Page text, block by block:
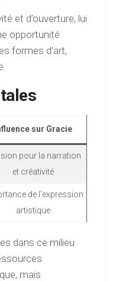
et d’ouverture, lui
opportunité
formes d’art,
sur Gracie
pour la narration
et créativité
de l’expression
artistique
dans ce milieu
mais